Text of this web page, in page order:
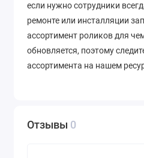
если нужно сотрудники
ремонте или инсталляции
ассортимент роликов для
обновляется, поэтому
ассортимента на нашем
Отзывы 0